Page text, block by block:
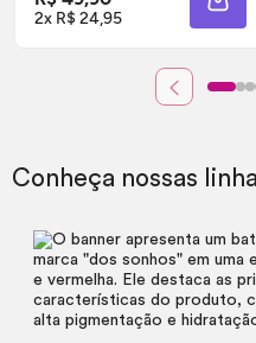
2x R$ 24,95
Conheça nossas